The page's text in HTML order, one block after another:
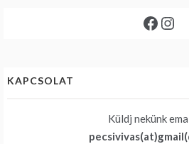
KAPCSOLAT
Küldj nekünk